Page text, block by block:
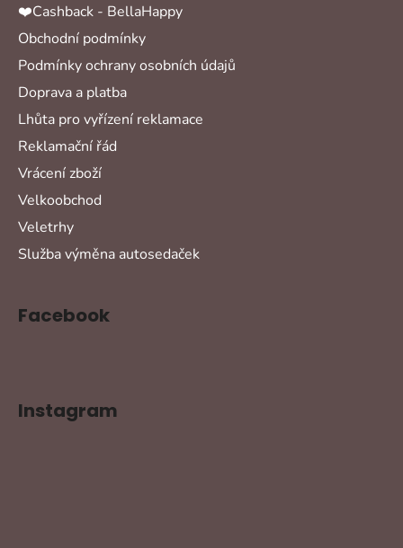
❤️Cashback - BellaHappy
Obchodní podmínky
Podmínky ochrany osobních údajů
Doprava a platba
Lhůta pro vyřízení reklamace
Reklamační řád
Vrácení zboží
Velkoobchod
Veletrhy
Služba výměna autosedaček
Facebook
Instagram